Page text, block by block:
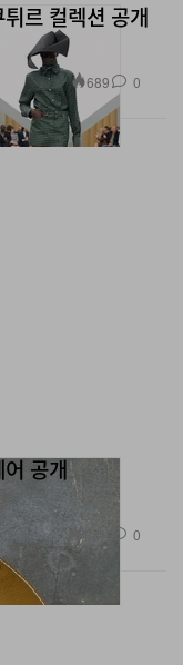
르 컬렉션 공개
689 0
공개
1.4K 0